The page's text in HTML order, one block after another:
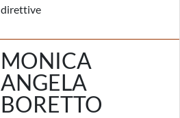
direttive
MONICA
ANGELA
BORETTO